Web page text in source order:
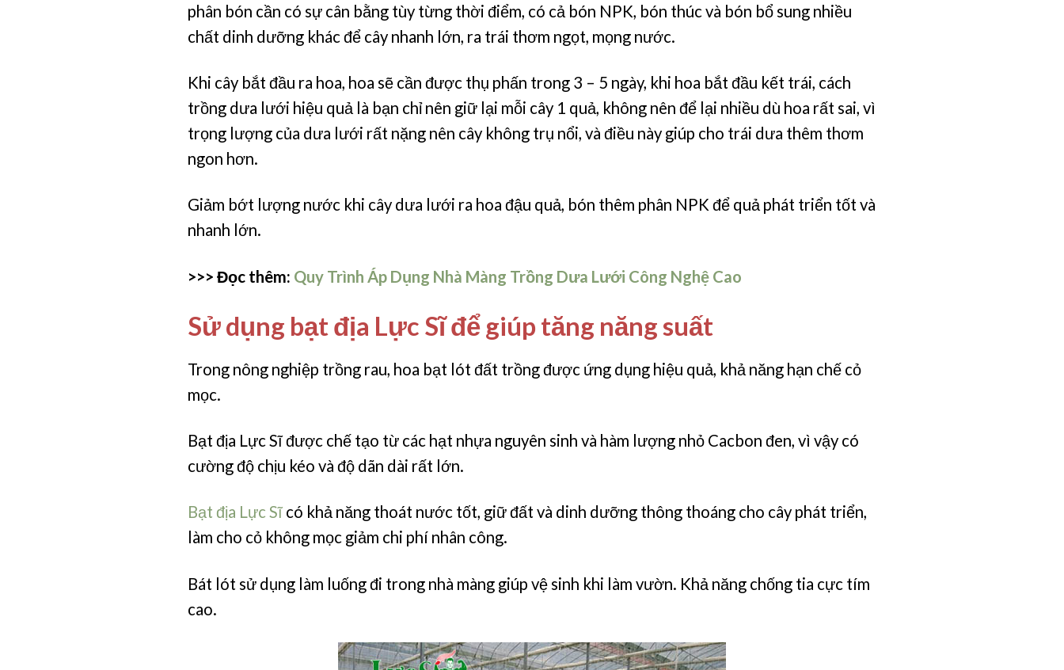
phân bón cần có sự cân bằng tùy từng thời điểm, có cả bón NPK, bón thúc và bón bổ sung nhiều
chất dinh dưỡng khác để cây nhanh lớn, ra trái thơm ngọt, mọng nước.
Khi cây bắt đầu ra hoa, hoa sẽ cần được thụ phấn trong 3 – 5 ngày, khi hoa bắt đầu kết trái, cách
trồng dưa lưới hiệu quả là bạn chỉ nên giữ lại mỗi cây 1 quả, không nên để lại nhiều dù hoa rất sai, vì
trọng lượng của dưa lưới rất nặng nên cây không trụ nổi, và điều này giúp cho trái dưa thêm thơm
ngon hơn.
Giảm bớt lượng nước khi cây dưa lưới ra hoa đậu quả, bón thêm phân NPK để quả phát triển tốt và
nhanh lớn.
>>> Đọc thêm: Quy Trình Áp Dụng Nhà Màng Trồng Dưa Lưới Công Nghệ Cao
Sử dụng bạt địa Lực Sĩ để giúp tăng năng suất
Trong nông nghiệp trồng rau, hoa bạt lót đất trồng được ứng dụng hiệu quả, khả năng hạn chế cỏ
mọc.
Bạt địa Lực Sĩ được chế tạo từ các hạt nhựa nguyên sinh và hàm lượng nhỏ Cacbon đen, vì vậy có
cường độ chịu kéo và độ dãn dài rất lớn.
Bạt địa Lực Sĩ có khả năng thoát nước tốt, giữ đất và dinh dưỡng thông thoáng cho cây phát triển,
làm cho cỏ không mọc giảm chi phí nhân công.
Bát lót sử dụng làm luống đi trong nhà màng giúp vệ sinh khi làm vườn. Khả năng chống tia cực tím
cao.